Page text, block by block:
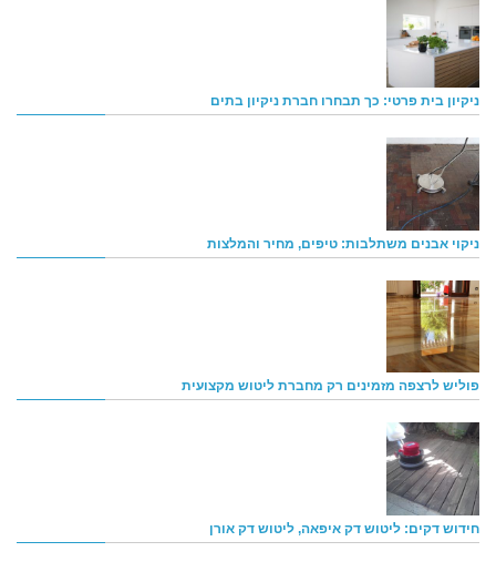
ניקיון בית פרטי: כך תבחרו חברת ניקיון בתים
ניקוי אבנים משתלבות: טיפים, מחיר והמלצות
פוליש לרצפה מזמינים רק מחברת ליטוש מקצועית
חידוש דקים: ליטוש דק איפאה, ליטוש דק אורן